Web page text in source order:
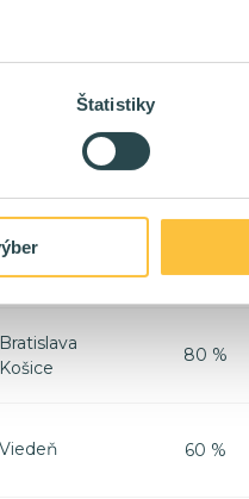
Štatistiky
Bratislava
Košice
80 %
Viedeň 60 %